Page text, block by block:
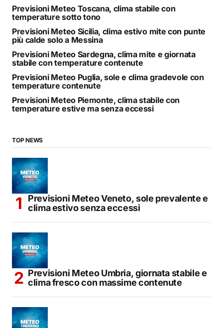
Previsioni Meteo Toscana, clima stabile con
temperature sotto tono
Previsioni Meteo Sicilia, clima estivo mite con punte
più calde solo a Messina
Previsioni Meteo Sardegna, clima mite e giornata
stabile con temperature contenute
Previsioni Meteo Puglia, sole e clima gradevole con
temperature contenute
Previsioni Meteo Piemonte, clima stabile con
temperature estive ma senza eccessi
TOP NEWS
Previsioni Meteo Veneto, sole prevalente e
clima estivo senza eccessi
Previsioni Meteo Umbria, giornata stabile e
clima fresco con massime contenute